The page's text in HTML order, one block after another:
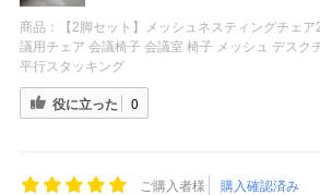
商品：
【2脚セット】メッシュネスティングチェ
議用チェア 会議椅子 会議室 椅子 メッシュ デスク
平行スタッキング
役に立った 0
ご購入者様
購入確認済み